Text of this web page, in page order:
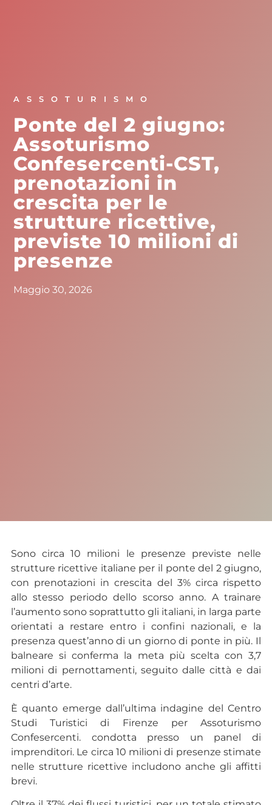
ASSOTURISMO
Ponte del 2 giugno:
Assoturismo
Confesercenti-CST,
prenotazioni in
crescita per le
strutture ricettive,
previste 10 milioni di
presenze
Maggio 30, 2026
Sono circa 10 milioni le presenze previste nelle
strutture ricettive italiane per il ponte del 2 giugno,
con prenotazioni in crescita del 3% circa rispetto
allo stesso periodo dello scorso anno. A trainare
l’aumento sono soprattutto gli italiani, in larga parte
orientati a restare entro i confini nazionali, e la
presenza quest’anno di un giorno di ponte in più. Il
balneare si conferma la meta più scelta con 3,7
milioni di pernottamenti, seguito dalle città e dai
centri d’arte.
È quanto emerge dall’ultima indagine del Centro
Studi Turistici di Firenze per Assoturismo
Confesercenti. condotta presso un panel di
imprenditori. Le circa 10 milioni di presenze stimate
nelle strutture ricettive includono anche gli affitti
brevi.